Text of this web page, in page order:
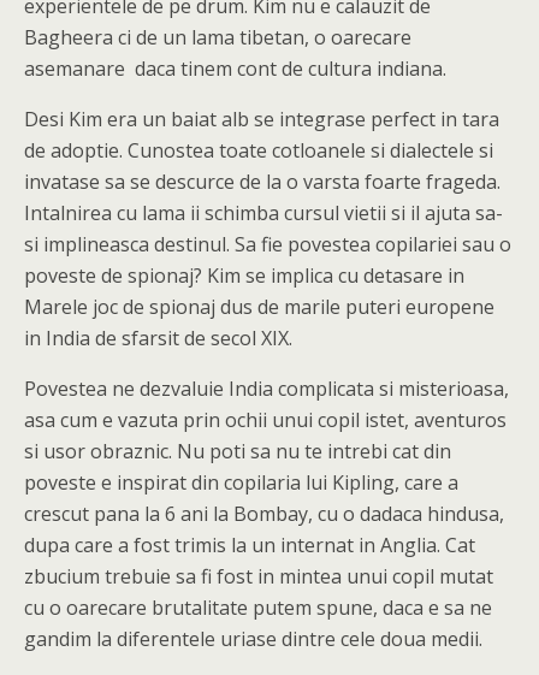
experientele de pe drum. Kim nu e calauzit de
Bagheera ci de un lama tibetan, o oarecare
asemanare daca tinem cont de cultura indiana.
Desi Kim era un baiat alb se integrase perfect in tara
de adoptie. Cunostea toate cotloanele si dialectele si
invatase sa se descurce de la o varsta foarte frageda.
Intalnirea cu lama ii schimba cursul vietii si il ajuta sa-
si implineasca destinul. Sa fie povestea copilariei sau o
poveste de spionaj? Kim se implica cu detasare in
Marele joc de spionaj dus de marile puteri europene
in India de sfarsit de secol XIX.
Povestea ne dezvaluie India complicata si misterioasa,
asa cum e vazuta prin ochii unui copil istet, aventuros
si usor obraznic. Nu poti sa nu te intrebi cat din
poveste e inspirat din copilaria lui Kipling, care a
crescut pana la 6 ani la Bombay, cu o dadaca hindusa,
dupa care a fost trimis la un internat in Anglia. Cat
zbucium trebuie sa fi fost in mintea unui copil mutat
cu o oarecare brutalitate putem spune, daca e sa ne
gandim la diferentele uriase dintre cele doua medii.